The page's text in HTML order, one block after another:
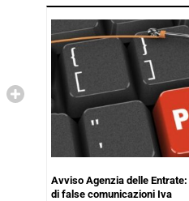
Avviso Agenzia delle
di false comunicazioni Iva